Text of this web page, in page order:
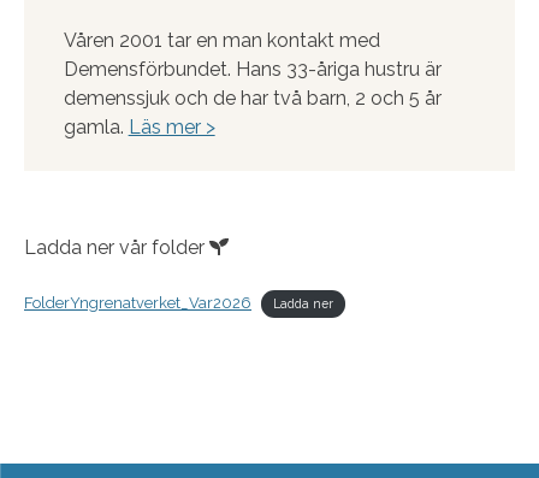
Våren 2001 tar en man kontakt med
Demensförbundet. Hans 33-åriga hustru är
demenssjuk och de har två barn, 2 och 5 år
gamla. Läs mer >
Ladda ner vår folder
FolderYngrenatverket_Var2026 Ladda ner